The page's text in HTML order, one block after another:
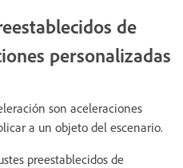
de
personalizadas
son aceleraciones
a un objeto del escenario.
preestablecidos de